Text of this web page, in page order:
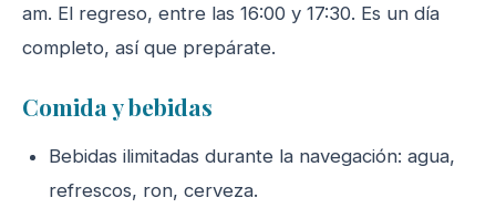
am. El regreso, entre las 16:00 y 17:30. Es un día
completo, así que prepárate.
Comida y bebidas
Bebidas ilimitadas durante la navegación: agua,
refrescos, ron, cerveza.